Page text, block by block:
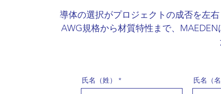
導体の選択がプロジェクトの成否を左
AWG規格から材質特性まで、
氏名（姓） 氏名（